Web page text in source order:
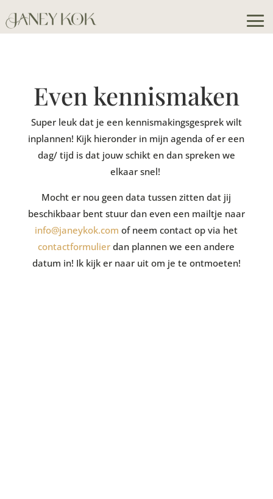
Even kennismaken
Super leuk dat je een kennismakingsgesprek wilt
inplannen! Kijk hieronder in mijn agenda of er een
dag/ tijd is dat jouw schikt en dan spreken we
elkaar snel!
Mocht er nou geen data tussen zitten dat jij
beschikbaar bent stuur dan even een mailtje naar
info@janeykok.com of neem contact op via het
contactformulier dan plannen we een andere
datum in! Ik kijk er naar uit om je te ontmoeten!